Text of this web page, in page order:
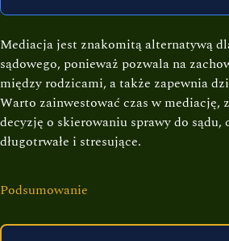
Mediacja jest znakomitą alternatywą
sądowego, ponieważ pozwala na
między rodzicami, a także zapewnia
Warto zainwestować czas w mediację,
decyzję o skierowaniu sprawy do sądu,
długotrwałe i stresujące.
Podsumowanie